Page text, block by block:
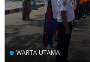
WARTA UTAMA